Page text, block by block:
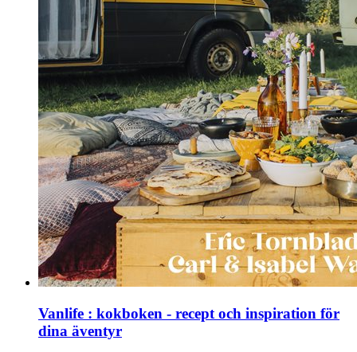
Vanlife : kokboken - recept och inspiration för
dina äventyr